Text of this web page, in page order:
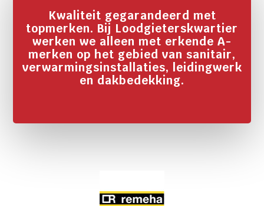
Kwaliteit gegarandeerd met
topmerken. Bij Loodgieterskwartier
werken we alleen met erkende A-
merken op het gebied van sanitair,
verwarmingsinstallaties, leidingwerk
en dakbedekking.